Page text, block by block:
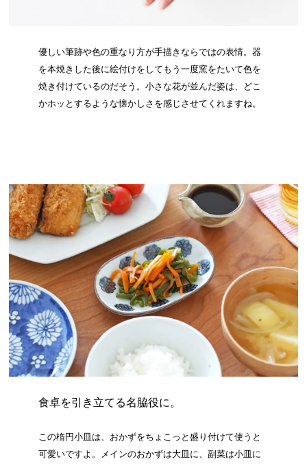
優しい筆跡や色の重なり方が手描きならではの表情。器
を本焼きした後に絵付けをしてもう一度窯をたいて色を
焼き付けているのだそう。小さな花が並んだ姿は、どこ
かホッとするような懐かしさを感じさせてくれますね。
食卓を引き立てる名脇役に。
この楕円小皿は、おかずをちょこっと盛り付けて使うと
可愛いですよ。メインのおかずは大皿に、副菜は小皿に